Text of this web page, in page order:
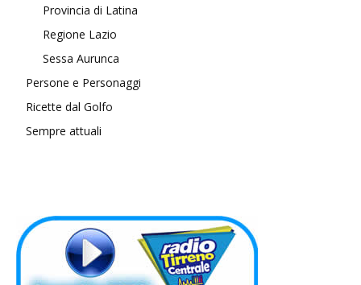
Provincia di Latina
Regione Lazio
Sessa Aurunca
Persone e Personaggi
Ricette dal Golfo
Sempre attuali